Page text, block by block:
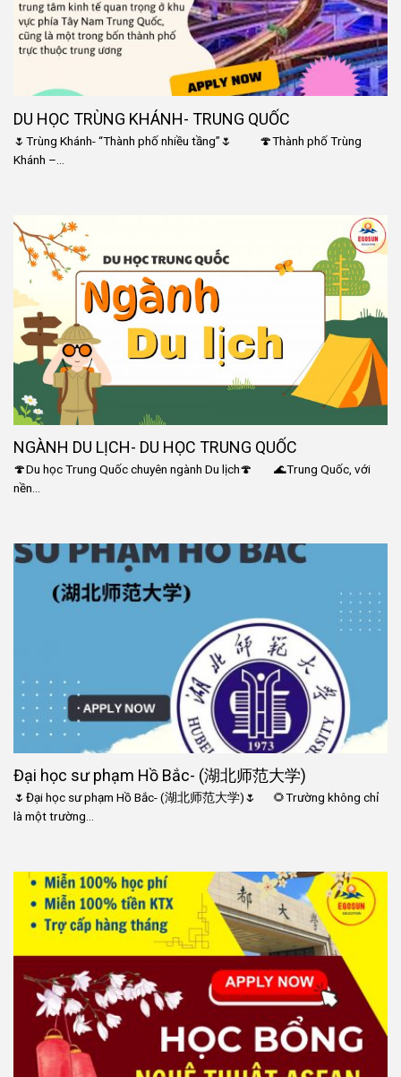
DU HỌC TRÙNG KHÁNH- TRUNG QUỐC
🌷Trùng Khánh- “Thành phố nhiều tầng”🌷 🍄Thành phố Trùng
Khánh –...
NGÀNH DU LỊCH- DU HỌC TRUNG QUỐC
🍄Du học Trung Quốc chuyên ngành Du lịch🍄 🌊Trung Quốc, với
nền...
Đại học sư phạm Hồ Bắc- (湖北师范大学)
🌷Đại học sư phạm Hồ Bắc- (湖北师范大学)🌷 🌻Trường không chỉ
là một trường...